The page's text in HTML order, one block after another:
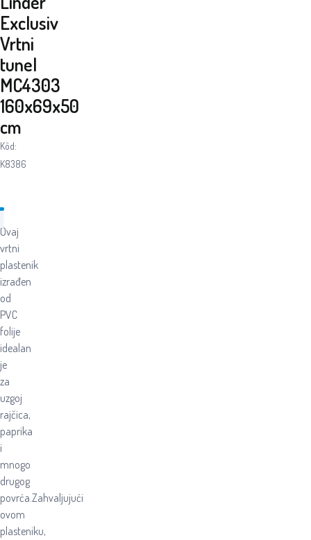
Exclusiv
Vrtni
tunel
MC4303
160x69x50
cm
Kôd:
K8386
Ovaj
vrtni
plastenik
izrađen
od
PVC
folije
idealan
je
za
uzgoj
rajčica,
paprika
i
mnogo
drugog
povrća.Zahvaljujući
ovom
plasteniku,